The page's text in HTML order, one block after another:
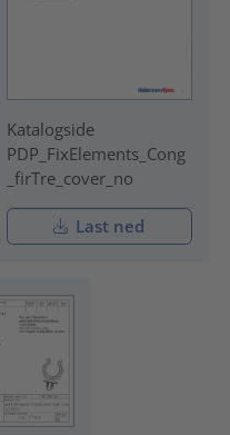
Katalogside
PDP_FixElements_Cong
_firTre_cover_no
Last ned